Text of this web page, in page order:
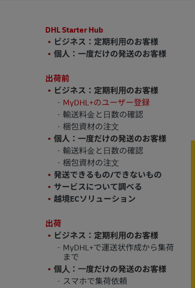
DHL Starter Hub
ビジネス：定期利⽤のお客様
個人：一度だけの発送のお客様
出荷前
ビジネス：定期利⽤のお客様
MyDHL+のユーザー登録
輸送料⾦と⽇数の確認
梱包資材の注⽂
個人：一度だけの発送のお客様
輸送料⾦と⽇数の確認
梱包資材の注⽂
発送できるもの/できないもの
サービスについて調べる
越境ECソリューション
出荷
ビジネス：定期利⽤のお客様
MyDHL+で運送状作成から集荷
まで
個⼈：⼀度だけの発送のお客様
スマホで集荷依頼